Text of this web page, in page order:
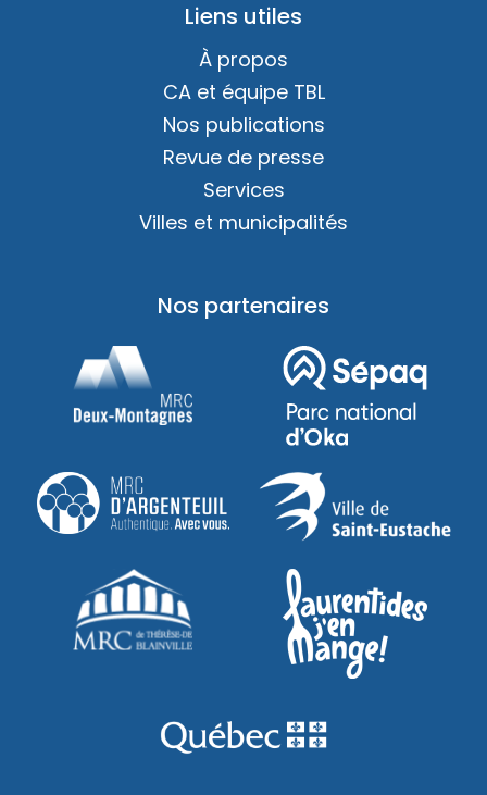
Liens utiles
À propos
CA et équipe TBL
Nos publications
Revue de presse
Services
Villes et municipalités
Nos partenaires